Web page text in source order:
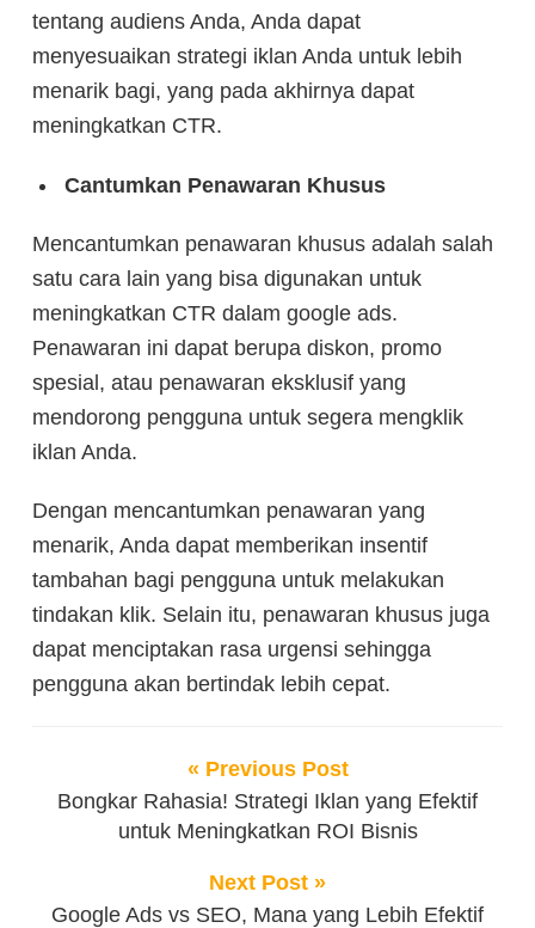
tentang audiens Anda, Anda dapat
menyesuaikan strategi iklan Anda untuk lebih
menarik bagi, yang pada akhirnya dapat
meningkatkan CTR.
Cantumkan Penawaran Khusus
Mencantumkan penawaran khusus adalah salah
satu cara lain yang bisa digunakan untuk
meningkatkan CTR dalam google ads.
Penawaran ini dapat berupa diskon, promo
spesial, atau penawaran eksklusif yang
mendorong pengguna untuk segera mengklik
iklan Anda.
Dengan mencantumkan penawaran yang
menarik, Anda dapat memberikan insentif
tambahan bagi pengguna untuk melakukan
tindakan klik. Selain itu, penawaran khusus juga
dapat menciptakan rasa urgensi sehingga
pengguna akan bertindak lebih cepat.
« Previous Post
Bongkar Rahasia! Strategi Iklan yang Efektif
untuk Meningkatkan ROI Bisnis
Next Post »
Google Ads vs SEO, Mana yang Lebih Efektif